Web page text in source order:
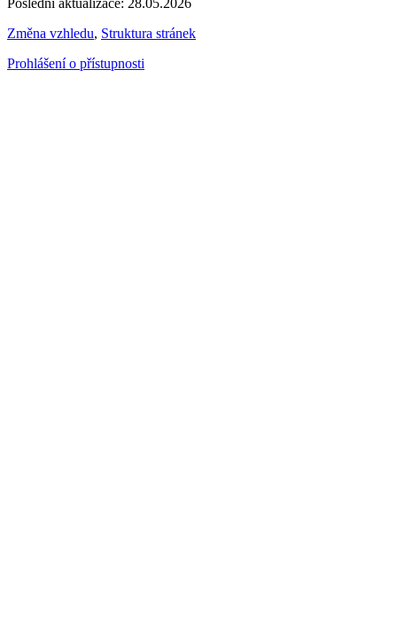
Poslední aktualizace: 28.05.2026
Změna vzhledu, Struktura stránek
Prohlášení o přístupnosti